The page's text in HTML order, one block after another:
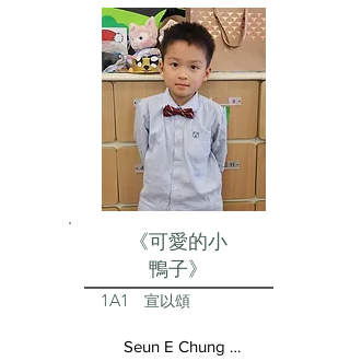
《可愛的小
鴨子》
1A1 宣以頌
Seun E Chung Aston